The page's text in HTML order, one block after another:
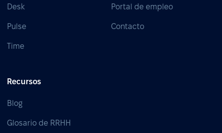
Desk
Pulse
Time
Portal de empleo
Contacto
Recursos
Blog
Glosario de RRHH